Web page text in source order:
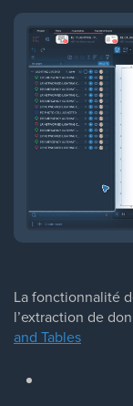
La fonctionnalité
l’extraction de
and Tables